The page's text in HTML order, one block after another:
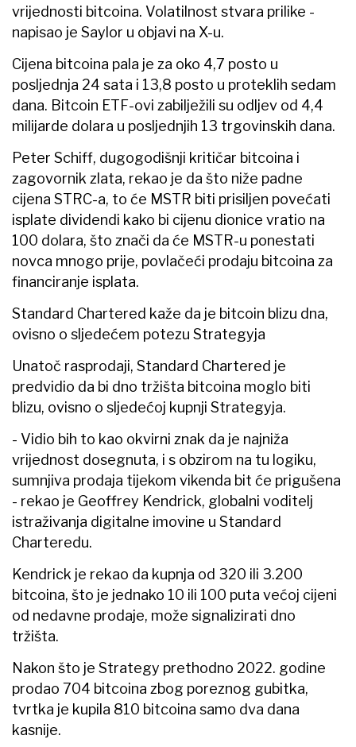
vrijednosti bitcoina. Volatilnost stvara prilike -
napisao je Saylor u objavi na X-u.
Cijena bitcoina pala je za oko 4,7 posto u
posljednja 24 sata i 13,8 posto u proteklih sedam
dana. Bitcoin ETF-ovi zabilježili su odljev od 4,4
milijarde dolara u posljednjih 13 trgovinskih dana.
Peter Schiff, dugogodišnji kritičar bitcoina i
zagovornik zlata, rekao je da što niže padne
cijena STRC-a, to će MSTR biti prisiljen povećati
isplate dividendi kako bi cijenu dionice vratio na
100 dolara, što znači da će MSTR-u ponestati
novca mnogo prije, povlačeći prodaju bitcoina za
financiranje isplata.
Standard Chartered kaže da je bitcoin blizu dna,
ovisno o sljedećem potezu Strategyja
Unatoč rasprodaji, Standard Chartered je
predvidio da bi dno tržišta bitcoina moglo biti
blizu, ovisno o sljedećoj kupnji Strategyja.
- Vidio bih to kao okvirni znak da je najniža
vrijednost dosegnuta, i s obzirom na tu logiku,
sumnjiva prodaja tijekom vikenda bit će prigušena
- rekao je Geoffrey Kendrick, globalni voditelj
istraživanja digitalne imovine u Standard
Charteredu.
Kendrick je rekao da kupnja od 320 ili 3.200
bitcoina, što je jednako 10 ili 100 puta većoj cijeni
od nedavne prodaje, može signalizirati dno
tržišta.
Nakon što je Strategy prethodno 2022. godine
prodao 704 bitcoina zbog poreznog gubitka,
tvrtka je kupila 810 bitcoina samo dva dana
kasnije.